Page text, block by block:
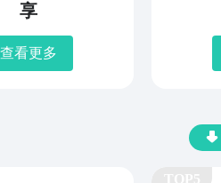
享
查看更多